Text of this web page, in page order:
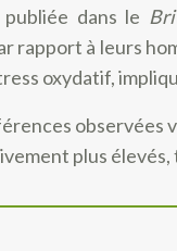
dans le
rapport à leurs
oxydatif,
observées
plus